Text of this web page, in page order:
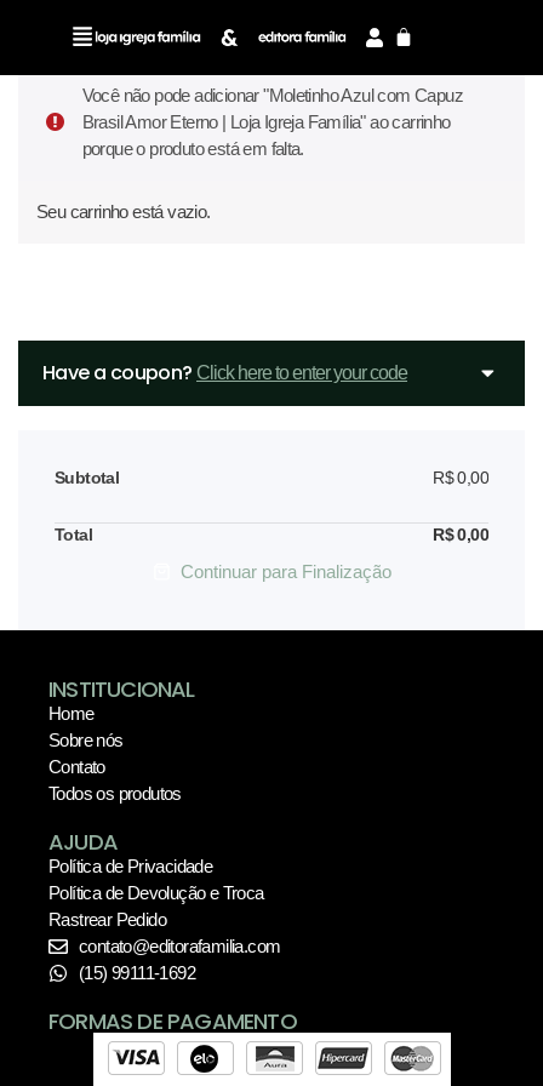
Caderneta Minha Casa
- Vermelho/Vermelho
Você não pode adicionar "Moletinho Azul com Capuz
Brasil Amor Eterno | Loja Igreja Família" ao carrinho
porque o produto está em falta.
Seu carrinho está vazio.
Have a coupon? Click here to enter your code
Subtotal R$0,00
Total R$0,00
Continuar para Finalização
INSTITUCIONAL
Home
Sobre nós
Contato
Todos os produtos
AJUDA
Política de Privacidade
Política de Devolução e Troca
Rastrear Pedido
contato@editorafamilia.com
(15) 99111-1692
FORMAS DE PAGAMENTO